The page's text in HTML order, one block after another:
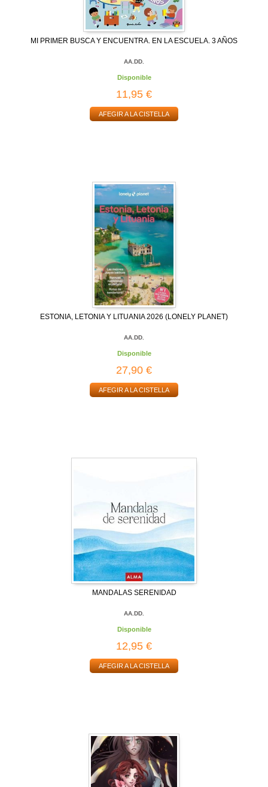
MI PRIMER BUSCA Y ENCUENTRA. EN LA ESCUELA. 3 AÑOS
AA.DD.
Disponible
11,95 €
AFEGIR A LA CISTELLA
ESTONIA, LETONIA Y LITUANIA 2026 (LONELY PLANET)
AA.DD.
Disponible
27,90 €
AFEGIR A LA CISTELLA
MANDALAS SERENIDAD
AA.DD.
Disponible
12,95 €
AFEGIR A LA CISTELLA